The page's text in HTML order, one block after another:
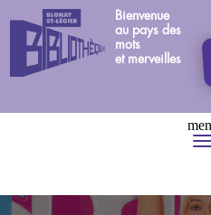
Bienvenue
au pays des
mots
et merveilles